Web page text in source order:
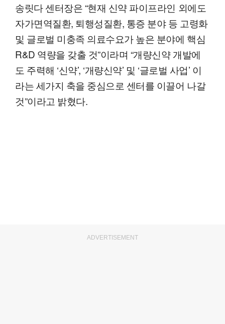
송릿다 센터장은 “현재 신약 파이프라인 외에도
자가면역질환, 퇴행성질환, 통증 분야 등 고령화
및 글로벌 미충족 의료수요가 높은 분야에 핵심
R&D 역량을 갖출 것”이라며 “개량신약 개발에
도 주력해 ‘신약’, ‘개량신약’ 및 ‘글로벌 사업’ 이
라는 세가지 축을 중심으로 센터를 이끌어 나갈
것”이라고 밝혔다.
ADVERTISEMENT